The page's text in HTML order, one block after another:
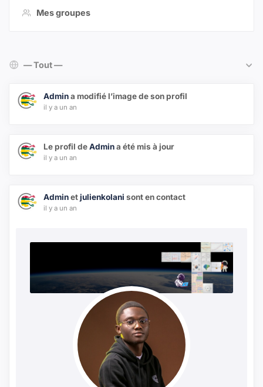
Mes groupes
Afficher par activité:
Admina modifié l’image de son profil
il y a un an
Le profil deAdmina été mis à jour
il y a un an
Adminetjulienkolani sont en contact
il y a un an